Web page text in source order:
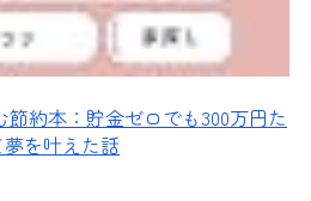
約本：貯金ゼロでも300万円た
夢を叶えた話